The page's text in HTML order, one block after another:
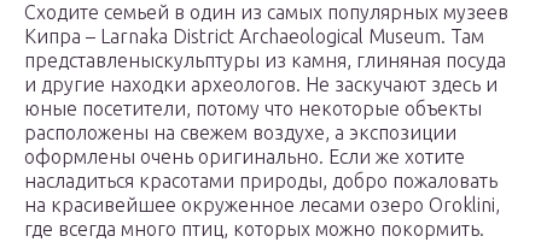
Сходите семьей в один из самых популярных музеев
Кипра – Larnaka District Archaeological Museum. Там
представленыскульптуры из камня, глиняная посуда
и другие находки археологов. Не заскучают здесь и
юные посетители, потому что некоторые объекты
расположены на свежем воздухе, а экспозиции
оформлены очень оригинально. Если же хотите
насладиться красотами природы, добро пожаловать
на красивейшее окруженное лесами озеро Oroklini,
где всегда много птиц, которых можно покормить.